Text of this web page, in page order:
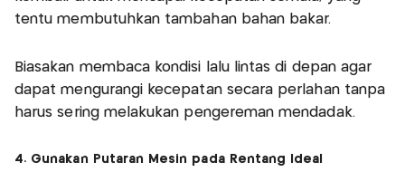
tentu membutuhkan tambahan bahan bakar.
Biasakan membaca kondisi lalu lintas di depan agar
dapat mengurangi kecepatan secara perlahan tanpa
harus sering melakukan pengereman mendadak.
4. Gunakan Putaran Mesin pada Rentang Ideal